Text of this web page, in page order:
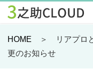
HOME ＞ リアプロと
更のお知らせ